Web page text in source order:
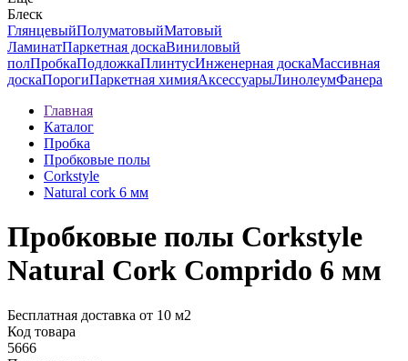
Блеск
ГлянцевыйПолуматовыйМатовый
ЛаминатПаркетная доскаВиниловый
полПробкаПодложкаПлинтусИнженерная доскаМассивная
доскаПорогиПаркетная химияАксессуарыЛинолеумФанера
Главная
Каталог
Пробка
Пробковые полы
Corkstyle
Natural cork 6 мм
Пробковые полы Corkstyle
Natural Cork Comprido 6 мм
Бесплатная доставка от 10 м2
Код товара
5666